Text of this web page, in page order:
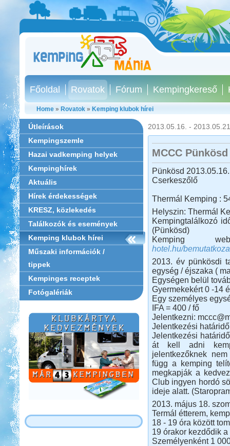
Főoldal Rovatok Fórum Kempingkereső
Home » Rovatok » Kemping klubok hírei
Útleírások
Kempingszemle
Hazai vadkemping helyek
Kempinghírek
Aktuális
Hírek érdekességek
KRESZ, közlekedés
Találkozók és események
Kemping klubok hírei
Műszaki információk /
tippek
Kempinges receptek
Fotógalériák
2013.05.16. -
MCCC
Pünkösd
Cserkeszőlő
Thermál Kemping :
Helyszin: Thermál
Kempingtalálkozó
(Pünkösd)
Kemping
hotel.hu/
2013. év pünkösdi
egység / éjszaka (
Egységen belül
Gyermekekért 0 -14
Egy személyes
IFA = 400 / fő
Jelentkezni:
Jelentkezési
Jelentkezési
át kell adni
jelentkezőknek
függ a kemping
megkapják a
Club ingyen hordó
ideje alatt.
2013. május 18.
Termál étterem,
18 - 19 óra között
19 órakor kezdődik
Személyenként 1